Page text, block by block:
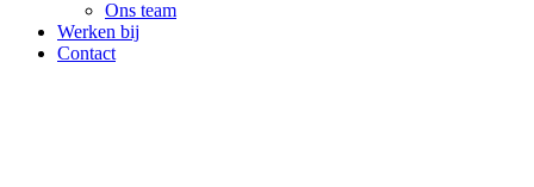
Ons team
Werken bij
Contact